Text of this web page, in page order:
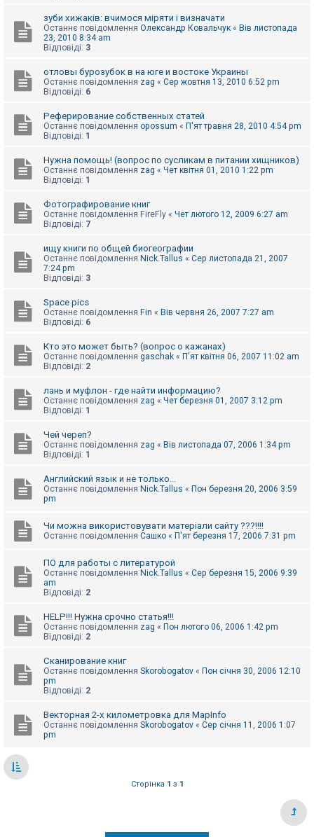
зуби хижаків: вчимося міряти і визначати
Останнє повідомлення Олександр Ковальчук « Вів листопада
23, 2010 8:34 am
Відповіді: 3
отловы бурозубок в на юге и востоке Украины
Останнє повідомлення zag « Сер жовтня 13, 2010 6:52 pm
Відповіді: 6
Реферирование собственных статей
Останнє повідомлення opossum « П'ят травня 28, 2010 4:54 pm
Відповіді: 1
Нужна помощь! (вопрос по сусликам в питании хищников)
Останнє повідомлення zag « Чет квітня 01, 2010 1:22 pm
Відповіді: 1
Фотографирование книг
Останнє повідомлення FireFly « Чет лютого 12, 2009 6:27 am
Відповіді: 7
ищу книги по общей биогеографии
Останнє повідомлення Nick.Tallus « Сер листопада 21, 2007
7:24 pm
Відповіді: 3
Space pics
Останнє повідомлення Fin « Вів червня 26, 2007 7:27 am
Відповіді: 6
Кто это может быть? (вопрос о кажанах)
Останнє повідомлення gaschak « П'ят квітня 06, 2007 11:02 am
Відповіді: 2
лань и муфлон - где найти информацию?
Останнє повідомлення zag « Чет березня 01, 2007 3:12 pm
Відповіді: 1
Чей череп?
Останнє повідомлення zag « Вів листопада 07, 2006 1:34 pm
Відповіді: 1
Английский язык и не только...
Останнє повідомлення Nick.Tallus « Пон березня 20, 2006 3:59
pm
Чи можна використовувати матеріали сайту ???!!!!
Останнє повідомлення Сашко « П'ят березня 17, 2006 7:31 pm
ПО для работы с литературой
Останнє повідомлення Nick.Tallus « Сер березня 15, 2006 9:39
am
Відповіді: 2
HELP!!! Нужна срочно статья!!!
Останнє повідомлення zag « Пон лютого 06, 2006 1:42 pm
Відповіді: 2
Сканирование книг
Останнє повідомлення Skorobogatov « Пон січня 30, 2006 12:10
pm
Відповіді: 2
Векторная 2-х километровка для MapInfo
Останнє повідомлення Skorobogatov « Сер січня 11, 2006 1:07
pm
Сторінка 1 з 1